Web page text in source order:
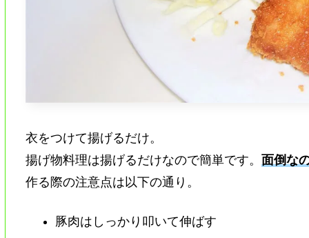
衣をつけて揚げるだけ。
揚げ物料理は揚げるだけなので簡単です。 面倒な
作る際の注意点は以下の通り。
豚肉はしっかり叩いて伸ばす